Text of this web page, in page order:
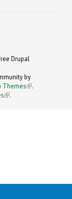
Drupal
by
Themes (link is
.
(link is
.